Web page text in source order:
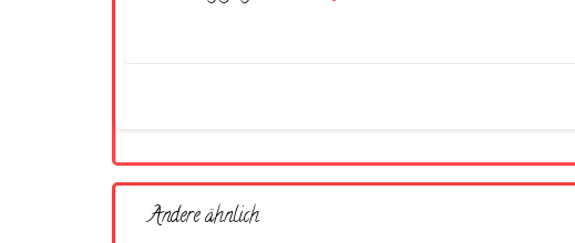
Andere ähnlich